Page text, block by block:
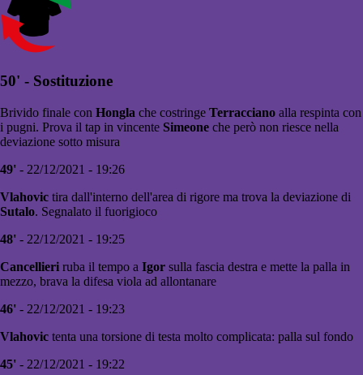
50' - Sostituzione
Brivido finale con Hongla che costringe Terracciano alla respinta con
i pugni. Prova il tap in vincente Simeone che però non riesce nella
deviazione sotto misura
49' - 22/12/2021 - 19:26
Vlahovic tira dall'interno dell'area di rigore ma trova la deviazione di
Sutalo. Segnalato il fuorigioco
48' - 22/12/2021 - 19:25
Cancellieri ruba il tempo a Igor sulla fascia destra e mette la palla in
mezzo, brava la difesa viola ad allontanare
46' - 22/12/2021 - 19:23
Vlahovic tenta una torsione di testa molto complicata: palla sul fondo
45' - 22/12/2021 - 19:22